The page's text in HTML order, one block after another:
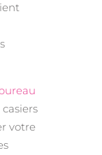
casiers
votre